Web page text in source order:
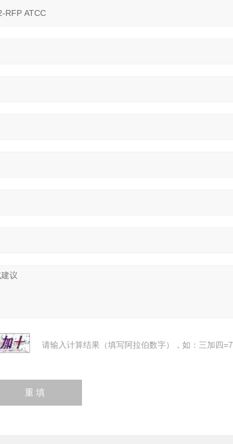
请输入计算结果（填写阿拉伯数字），如：三加四=7